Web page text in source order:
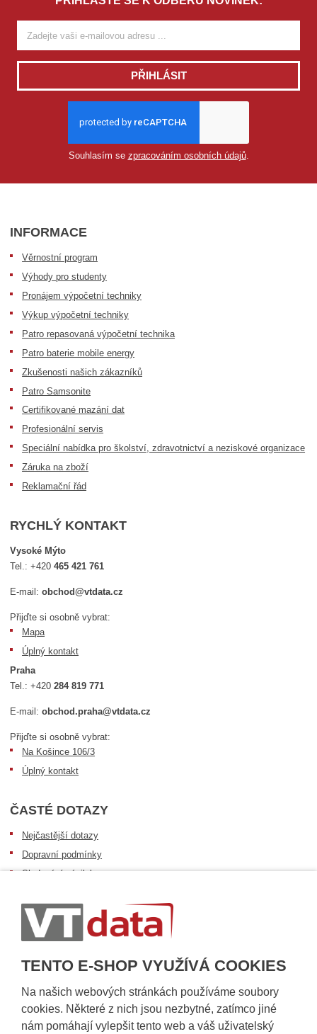
TENTO E-SHOP VYUŽÍVÁ COOKIES
Na našich webových stránkách používáme soubory
cookies. Některé z nich jsou nezbytné, zatímco jiné
nám pomáhají vylepšit tento web a váš uživatelský
PŘIHLÁSIT
Souhlasím se zpracováním osobních údajů.
INFORMACE
Věrnostní program
Výhody pro studenty
Pronájem výpočetní techniky
Výkup výpočetní techniky
Patro repasovaná výpočetní technika
Patro baterie mobile energy
Zkušenosti našich zákazníků
Patro Samsonite
Certifikované mazání dat
Profesionální servis
Speciální nabídka pro školství, zdravotnictví a neziskové organizace
Záruka na zboží
Reklamační řád
RYCHLÝ KONTAKT
Vysoké Mýto
Tel.:+420465 421 761
E-mail:obchod@vtdata.cz
Přijďte si osobně vybrat:
Mapa
Úplný kontakt
Praha
Tel.:+420284 819 771
E-mail:obchod.praha@vtdata.cz
Přijďte si osobně vybrat:
Na Košince 106/3
Úplný kontakt
ČASTÉ DOTAZY
Nejčastější dotazy
Dopravní podmínky
Sledování zásilek
Informace k dostupnosti zboží
Obecné informace